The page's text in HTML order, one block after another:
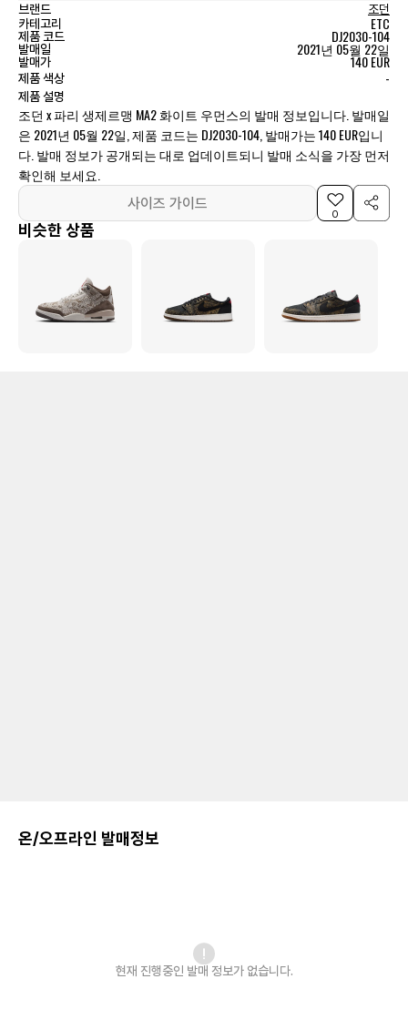
브랜드
조던
카테고리
ETC
제품 코드 DJ2030-104
발매일 2021년 05월 22일
발매가 140 EUR
제품 색상 -
제품 설명
조던 x 파리 생제르맹 MA2 화이트 우먼스의 발매 정보입니다. 발매일
은 2021년 05월 22일, 제품 코드는 DJ2030-104, 발매가는 140 EUR입니
다. 발매 정보가 공개되는 대로 업데이트되니 발매 소식을 가장 먼저
확인해 보세요.
사이즈 가이드
0
비슷한 상품
온/오프라인 발매정보
현재 진행중인 발매 정보가 없습니다.